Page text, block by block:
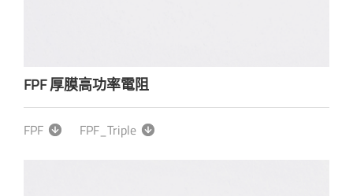
FPF 厚膜高功率電阻
FPF FPF_Triple